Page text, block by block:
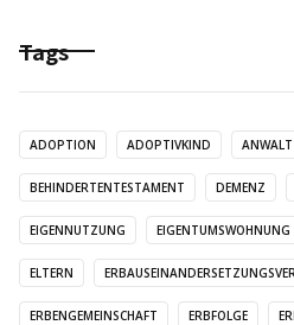
Tags
ADOPTION ADOPTIVKIND ANWALT
BEHINDERTENTESTAMENT DEMENZ
EIGENNUTZUNG EIGENTUMSWOHNUNG
ELTERN
ERBENGEMEINSCHAFT ERBFOLGE